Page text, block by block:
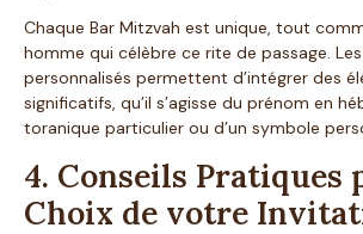
Chaque Bar Mitzvah est unique, tout
homme qui célèbre ce rite de passage.
personnalisés permettent d’intégrer des
significatifs, qu’il s’agisse du prénom en
toranique particulier ou d’un symbole
4. Conseils Pratiques
Choix de votre